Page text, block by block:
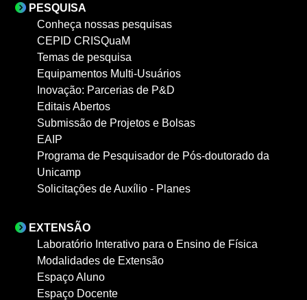
PESQUISA
Conheça nossas pesquisas
CEPID CRISQuaM
Temas de pesquisa
Equipamentos Multi-Usuários
Inovação: Parcerias de P&D
Editais Abertos
Submissão de Projetos e Bolsas
EAIP
Programa de Pesquisador de Pós-doutorado da
Unicamp
Solicitações de Auxílio - Planes
EXTENSÃO
Laboratório Interativo para o Ensino de Física
Modalidades de Extensão
Espaço Aluno
Espaço Docente